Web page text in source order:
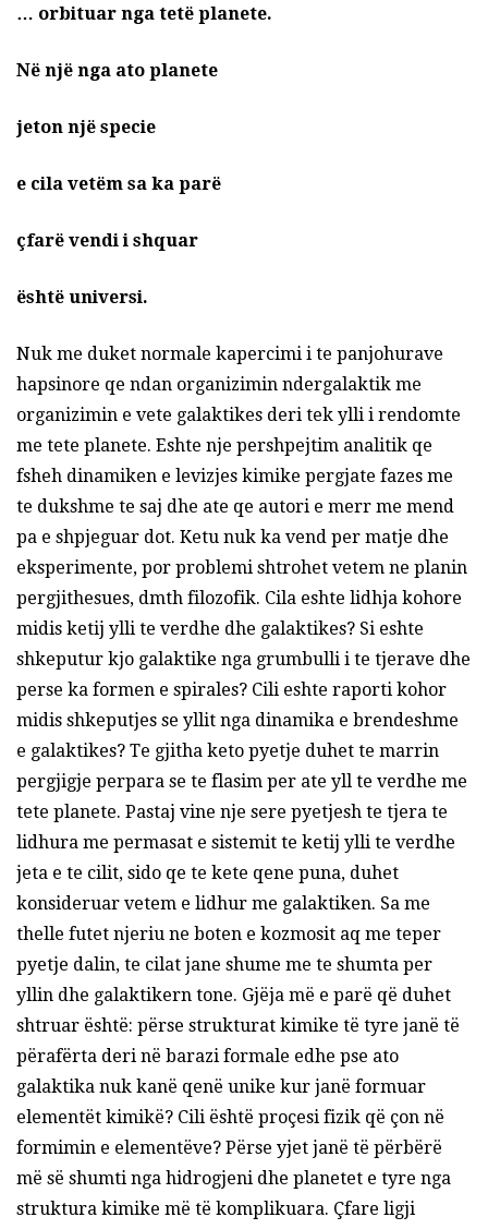
… orbituar nga tetë planete.
Në një nga ato planete
jeton një specie
e cila vetëm sa ka parë
çfarë vendi i shquar
është universi.
Nuk me duket normale kapercimi i te panjohurave
hapsinore qe ndan organizimin ndergalaktik me
organizimin e vete galaktikes deri tek ylli i rendomte
me tete planete. Eshte nje pershpejtim analitik qe
fsheh dinamiken e levizjes kimike pergjate fazes me
te dukshme te saj dhe ate qe autori e merr me mend
pa e shpjeguar dot. Ketu nuk ka vend per matje dhe
eksperimente, por problemi shtrohet vetem ne planin
pergjithesues, dmth filozofik. Cila eshte lidhja kohore
midis ketij ylli te verdhe dhe galaktikes? Si eshte
shkeputur kjo galaktike nga grumbulli i te tjerave dhe
perse ka formen e spirales? Cili eshte raporti kohor
midis shkeputjes se yllit nga dinamika e brendeshme
e galaktikes? Te gjitha keto pyetje duhet te marrin
pergjigje perpara se te flasim per ate yll te verdhe me
tete planete. Pastaj vine nje sere pyetjesh te tjera te
lidhura me permasat e sistemit te ketij ylli te verdhe
jeta e te cilit, sido qe te kete qene puna, duhet
konsideruar vetem e lidhur me galaktiken. Sa me
thelle futet njeriu ne boten e kozmosit aq me teper
pyetje dalin, te cilat jane shume me te shumta per
yllin dhe galaktikern tone. Gjëja më e parë që duhet
shtruar është: përse strukturat kimike të tyre janë të
përafërta deri në barazi formale edhe pse ato
galaktika nuk kanë qenë unike kur janë formuar
elementët kimikë? Cili është proçesi fizik që çon në
formimin e elementëve? Përse yjet janë të përbërë
më së shumti nga hidrogjeni dhe planetet e tyre nga
struktura kimike më të komplikuara. Çfare ligji